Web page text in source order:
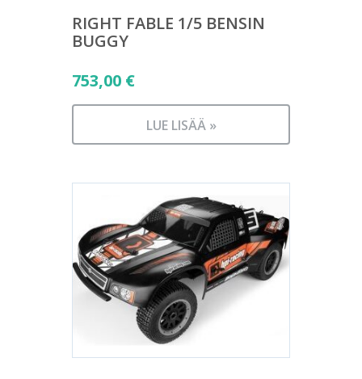
RIGHT FABLE 1/5 BENSIN
BUGGY
753,00 €
LUE LISÄÄ »